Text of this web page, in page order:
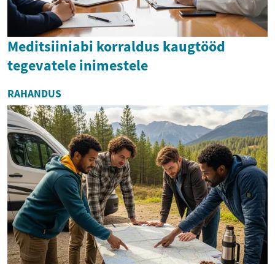
Meditsiiniabi korraldus kaugtööd
tegevatele inimestele
RAHANDUS